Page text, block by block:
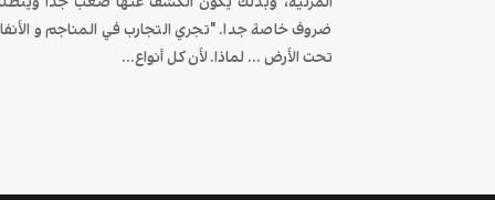
ضروف خاصة جدا. "تجري التجارب في المناجم و
تحت الأرض ... لماذا. لأن كل أنواع...